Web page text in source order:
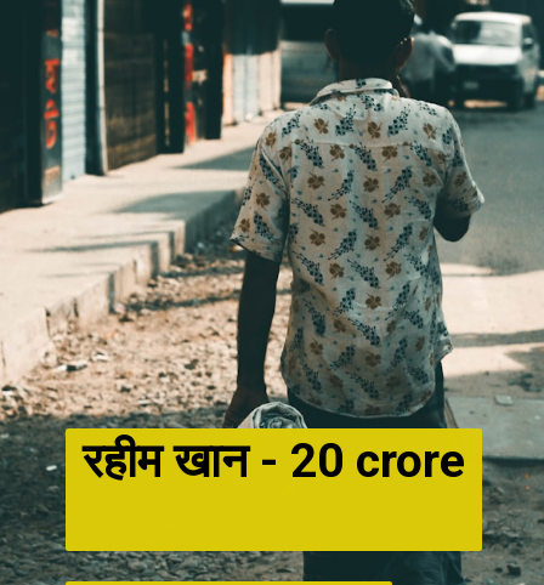
रहीम खान - 20 crore